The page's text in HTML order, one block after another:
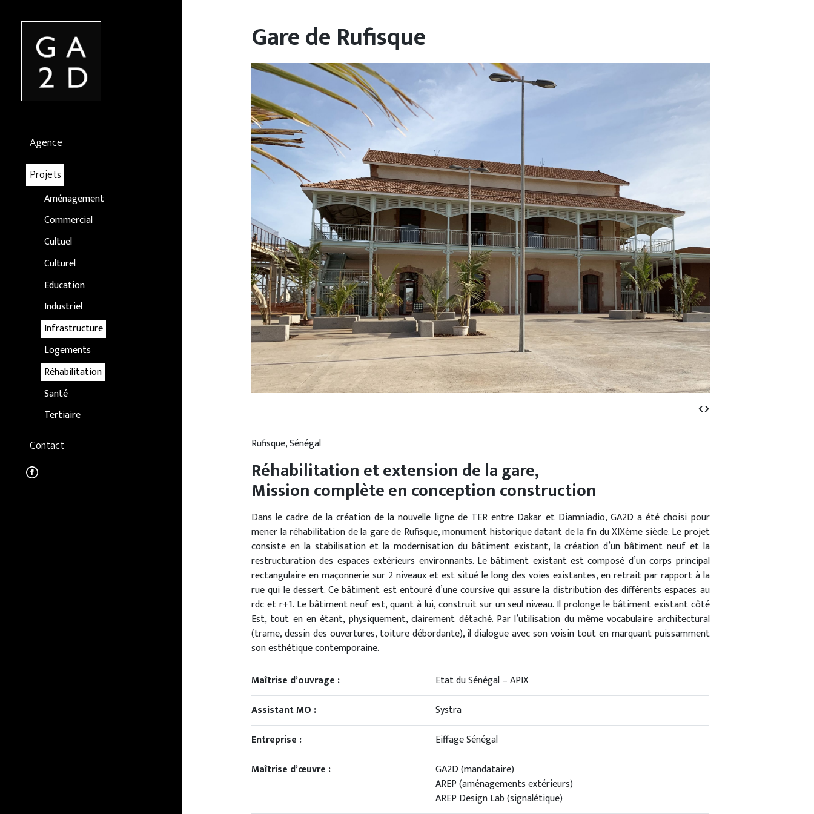
Agence
Projets
Aménagement
Commercial
Cultuel
Culturel
Education
Industriel
Infrastructure
Logements
Réhabilitation
Santé
Tertiaire
Contact
Gare de Rufisque
‹›
Rufisque, Sénégal
Réhabilitation et extension de la gare,
Mission complète en conception construction
Dans le cadre de la création de la nouvelle ligne de TER entre Dakar et Diamniadio, GA2D a été choisi pour
mener la réhabilitation de la gare de Rufisque, monument historique datant de la fin du XIXème siècle. Le projet
consiste en la stabilisation et la modernisation du bâtiment existant, la création d’un bâtiment neuf et la
restructuration des espaces extérieurs environnants. Le bâtiment existant est composé d’un corps principal
rectangulaire en maçonnerie sur 2 niveaux et est situé le long des voies existantes, en retrait par rapport à la
rue qui le dessert. Ce bâtiment est entouré d’une coursive qui assure la distribution des différents espaces au
rdc et r+1. Le bâtiment neuf est, quant à lui, construit sur un seul niveau. Il prolonge le bâtiment existant côté
Est, tout en en étant, physiquement, clairement détaché. Par l’utilisation du même vocabulaire architectural
(trame, dessin des ouvertures, toiture débordante), il dialogue avec son voisin tout en marquant puissamment
son esthétique contemporaine.
Maîtrise d’ouvrage :
Etat du Sénégal – APIX
Assistant MO :
Systra
Entreprise :
Eiffage Sénégal
Maîtrise d’œuvre :
GA2D (mandataire)
AREP (aménagements extérieurs)
AREP Design Lab (signalétique)